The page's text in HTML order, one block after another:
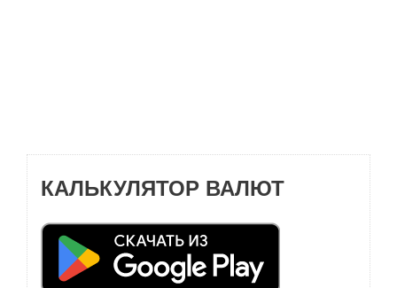
КАЛЬКУЛЯТОР ВАЛЮТ